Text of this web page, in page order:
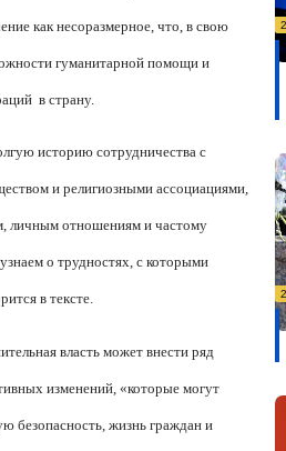
как несоразмерное, что, в свою
гуманитарной помощи и
в страну.
историю сотрудничества с
и религиозными ассоциациями,
личным отношениям и частому
о трудностях, с которыми
в тексте.
власть может внести ряд
изменений, «которые могут
безопасность, жизнь граждан и